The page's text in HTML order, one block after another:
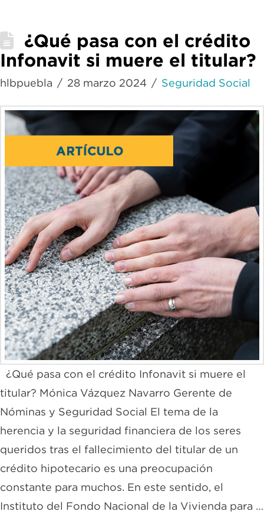
¿Qué pasa con el crédito
Infonavit si muere el titular?
hlbpuebla 28 marzo 2024 Seguridad Social
¿Qué pasa con el crédito Infonavit si muere el
titular? Mónica Vázquez Navarro Gerente de
Nóminas y Seguridad Social El tema de la
herencia y la seguridad financiera de los seres
queridos tras el fallecimiento del titular de un
crédito hipotecario es una preocupación
constante para muchos. En este sentido, el
Instituto del Fondo Nacional de la Vivienda para …